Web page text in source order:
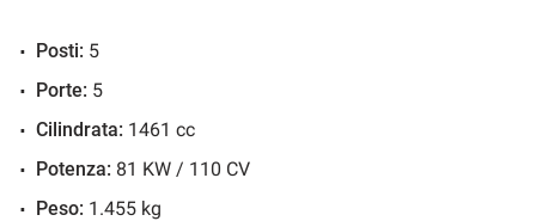
- SI ACQUISTANO AUTO USATE CON PAGAMENTO
IMMEDIATO.
Filtro antiparticolato
Immobilizzatore elettronico
Lettore CD
Sedile posteriore sdoppiato
Servosterzo
Posti: 5
Porte: 5
Cilindrata: 1461 cc
Potenza: 81 KW / 110 CV
Peso: 1.455 kg